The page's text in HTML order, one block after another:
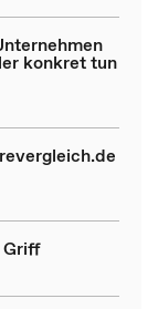
konkret tun
Griff